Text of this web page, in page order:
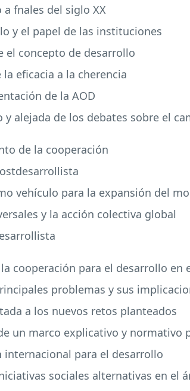
fnales del siglo XX
y el papel de las instituciones
el concepto de desarrollo
eficacia a la cherencia
de la AOD
alejada de los debates sobre el
de la cooperación
vehículo para la expansión del
y la acción colectiva global
cooperación para el desarrollo en
problemas y sus
a los nuevos retos planteados
un marco explicativo y normativo
internacional para el desarrollo
sociales alternativas en el